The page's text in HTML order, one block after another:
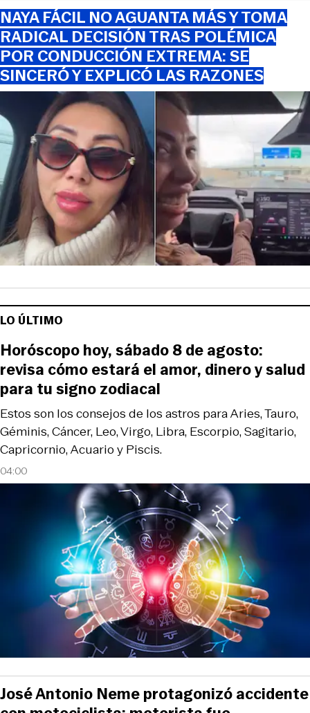
NAYA FÁCIL NO AGUANTA MÁS Y TOMA
RADICAL DECISIÓN TRAS POLÉMICA
POR CONDUCCIÓN EXTREMA: SE
SINCERÓ Y EXPLICÓ LAS RAZONES
LO ÚLTIMO
04:00
Estos son los consejos de los astros para Aries, Tauro,
Géminis, Cáncer, Leo, Virgo, Libra, Escorpio, Sagitario,
Capricornio, Acuario y Piscis.
Horóscopo hoy, sábado 8 de agosto:
revisa cómo estará el amor, dinero y salud
para tu signo zodiacal
José Antonio Neme protagonizó accidente